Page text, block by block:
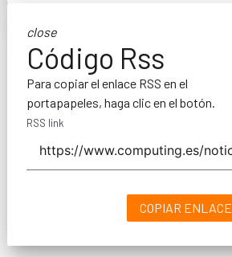
close
Código Rss
Para copiar el enlace RSS en el
portapapeles, haga clic en el botón.
RSS link
COPIAR ENLACE